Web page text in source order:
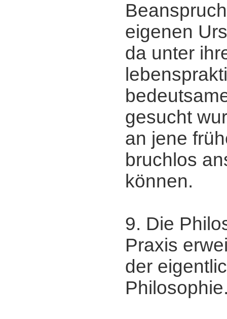
eigenen
da unter
gesucht
an jene
bruchlos
können.
9. Die
Praxis
der